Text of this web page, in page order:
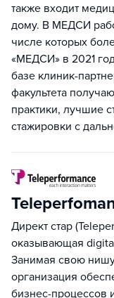
также входит
дому. В МЕДСИ
числе которых
«МЕДСИ» в 2021
базе клиник-
факультета
практики, лучшие
стажировки с
Директ стар
оказывающая
Занимая свою
организация
бизнес-процессов